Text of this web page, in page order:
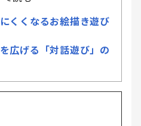
くくなるお絵描き遊び
広げる「対話遊び」の